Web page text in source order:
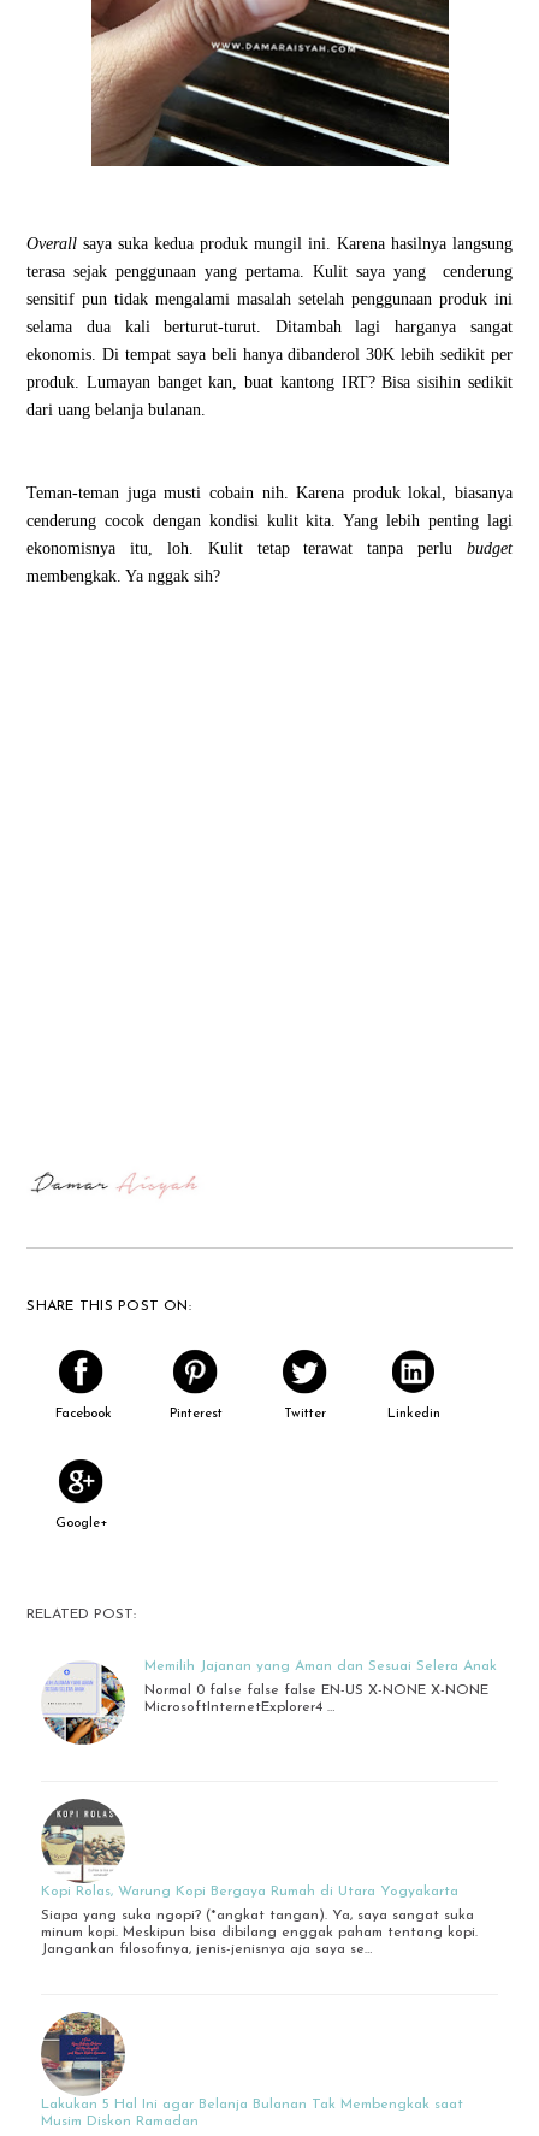
Overallsaya suka kedua produk mungil ini. Karena hasilnya langsung
terasa sejak penggunaan yang pertama. Kulit saya yang
cenderung
sensitif pun tidak mengalami masalah setelah penggunaan produk ini
selama dua kali berturut-turut. Ditambah lagi harganya sangat
ekonomis. Di tempat saya beli hanya dibanderol 30K lebih sedikit per
produk. Lumayan banget kan, buat kantong IRT? Bisa sisihin sedikit
dari uang belanja bulanan.
Teman-teman juga musti cobain nih. Karena produk lokal, biasanya
cenderung cocok dengan kondisi kulit kita. Yang lebih penting lagi
ekonomisnya itu, loh. Kulit tetap terawat tanpa perlu budget
membengkak. Ya nggak sih?
SHARE THIS POST ON:
Facebook Pinterest Twitter Linkedin
Google+
RELATED POST:
Memilih Jajanan yang Aman dan Sesuai Selera Anak
Normal 0 false false false EN-US X-NONE X-NONE
MicrosoftInternetExplorer4 …
Kopi Rolas, Warung Kopi Bergaya Rumah di Utara Yogyakarta
Siapa yang suka ngopi? (*angkat tangan). Ya, saya sangat suka
minum kopi. Meskipun bisa dibilang enggak paham tentang kopi.
Jangankan filosofinya, jenis-jenisnya aja saya se…
Lakukan 5 Hal Ini agar Belanja Bulanan Tak Membengkak saat
Musim Diskon Ramadan